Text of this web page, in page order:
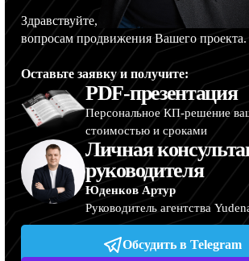
Здравствуйте, меня зовут Артур, и я
вопросам продвижения Вашего проекта.
Оставьте заявку и получите:
PDF-презентация
Персональное КП-решение
стоимостью и сроками
Личная
руководителя
Юденков Артур
Руководитель агентства
Обсудить в Telegram